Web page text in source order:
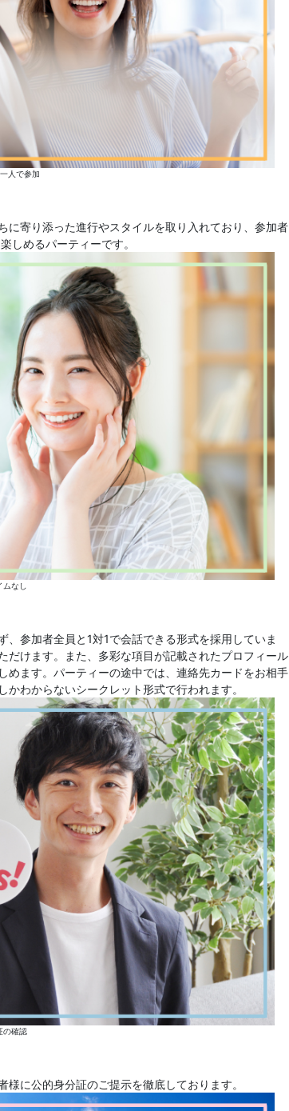
人で参加
に寄り添った進行やスタイルを取り入れており、参加者
しめるパーティーです。
なし
参加者全員と1対1で会話できる形式を採用していま
けます。また、多彩な項目が記載されたプロフィール
めます。パーティーの途中では、連絡先カードをお相手
わからないシークレット形式で行われます。
の確認
に公的身分証のご提示を徹底しております。